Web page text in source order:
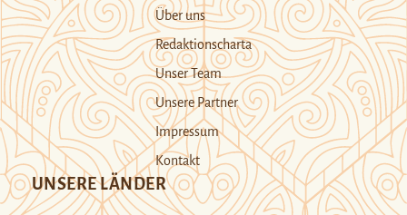
Über uns
Redaktionscharta
Unser Team
Unsere Partner
Impressum
Kontakt
UNSERE LÄNDER